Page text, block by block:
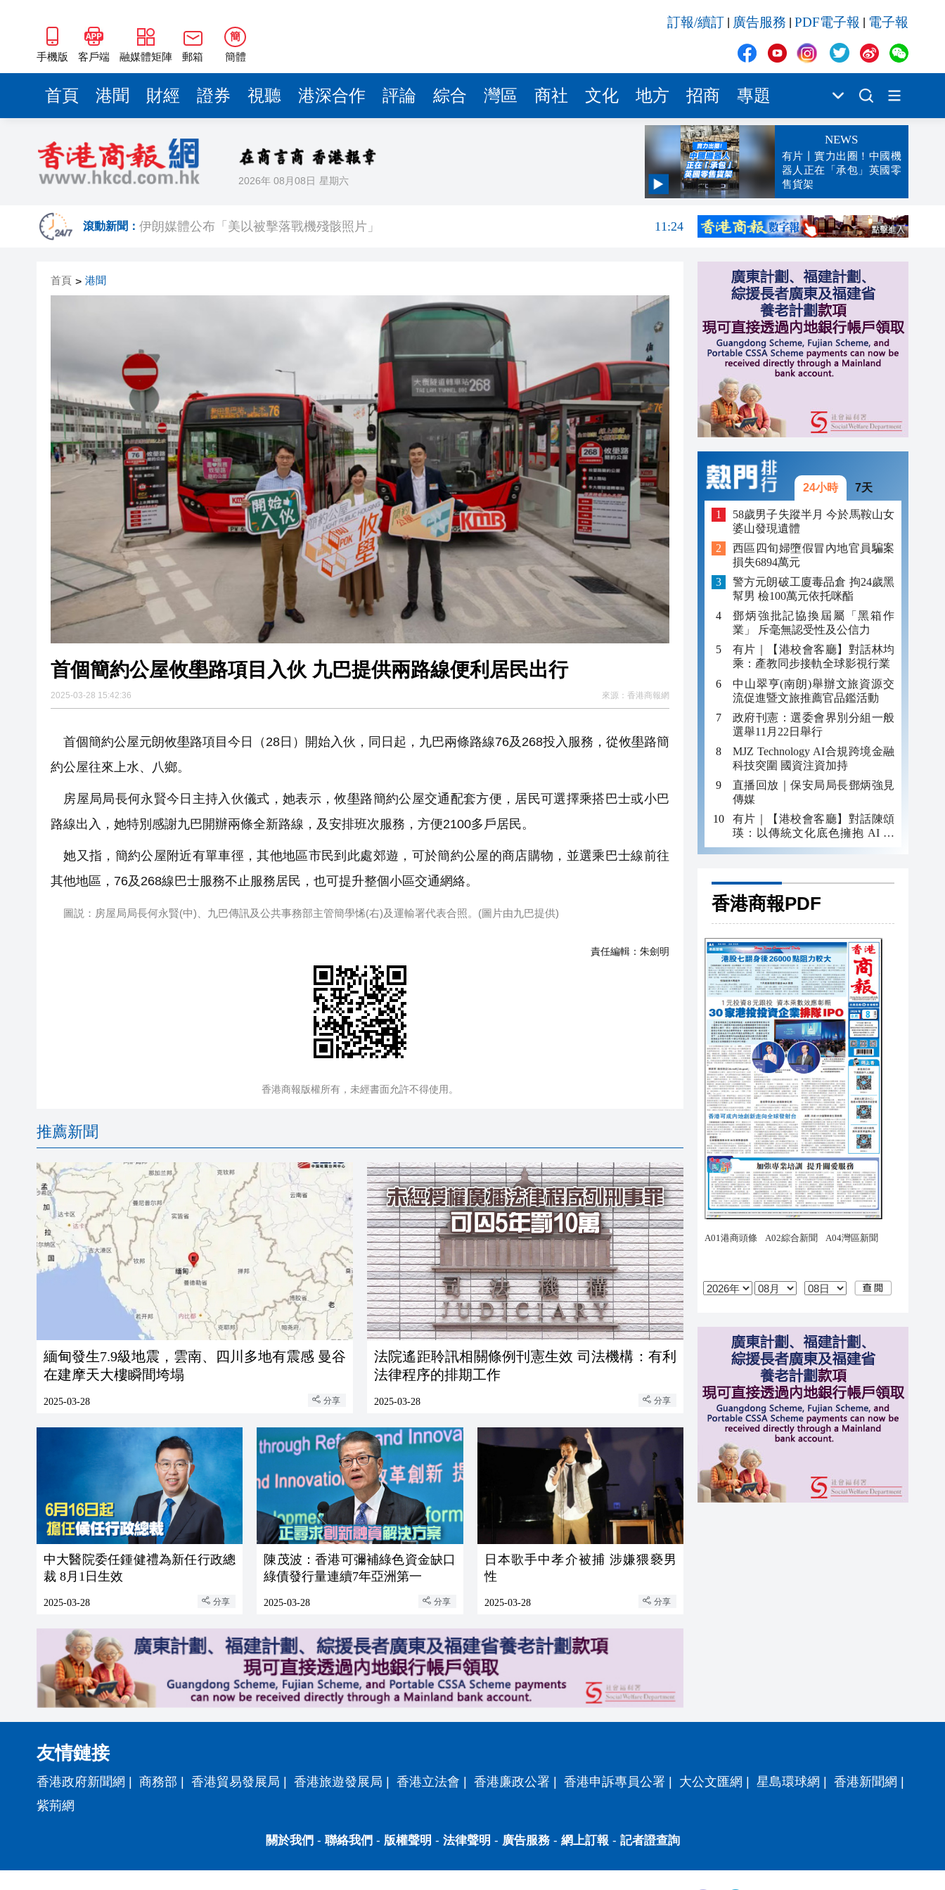
手機版 客戶端 融媒體矩陣 郵箱
簡
簡體
訂報/續訂 廣告服務 PDF電子報 電子報
首頁 港聞 財經 證券 視聽 港深合作 評論 綜合 灣區 商社 文化 地方 招商 專題
2026年 08月08日 星期六
NEWS
有片丨實力出圈！中國機
器人正在「承包」英國零
售貨架
滾動新聞：
11:28
伊朗媒體公布「美以被擊落戰機殘骸照片」
11:24
橫琴粵澳深度合作區消防救援支隊正式掛牌成立
「來深飛」不只是路過！深圳機場「國際中轉旅客免費城市遊」上線
10:53
李根興3936萬沽北角公主大廈舖
10:44
首頁 > 港聞
首個簡約公屋攸壆路項目入伙 九巴提供兩路線便利居民出行
2025-03-28 15:42:36 來源： 香港商報網
首個簡約公屋元朗攸壆路項目今日（28日）開始入伙，同日起，九巴兩條路線76及268投入服務，從攸壆路簡
約公屋往來上水、八鄉。
房屋局局長何永賢今日主持入伙儀式，她表示，攸壆路簡約公屋交通配套方便，居民可選擇乘搭巴士或小巴
路線出入，她特別感謝九巴開辦兩條全新路線，及安排班次服務，方便2100多戶居民。
她又指，簡約公屋附近有單車徑，其他地區市民到此處郊遊，可於簡約公屋的商店購物，並選乘巴士線前往
其他地區，76及268線巴士服務不止服務居民，也可提升整個小區交通網絡。
圖説：房屋局局長何永賢(中)、九巴傳訊及公共事務部主管簡學悕(右)及運輸署代表合照。(圖片由九巴提供)
責任編輯： 朱劍明
香港商報版權所有，未經書面允許不得使用。
推薦新聞
緬甸發生7.9級地震，雲南、四川多地有震感 曼谷
在建摩天大樓瞬間垮塌
2025-03-28 分享
法院遙距聆訊相關條例刊憲生效 司法機構：有利
法律程序的排期工作
2025-03-28 分享
中大醫院委任鍾健禮為新任行政總
裁 8月1日生效
2025-03-28 分享
陳茂波：香港可彌補綠色資金缺口
綠債發行量連續7年亞洲第一
2025-03-28 分享
日本歌手中孝介被捕 涉嫌猥褻男
性
2025-03-28 分享
24小時 7天
58歲男子失蹤半月 今於馬鞍山女
婆山發現遺體
西區四旬婦墮假冒內地官員騙案
損失6894萬元
警方元朗破工廈毒品倉 拘24歲黑
幫男 檢100萬元依托咪酯
鄧炳強批記協換屆屬「黑箱作
業」 斥毫無認受性及公信力
有片｜【港校會客廳】對話林均
乘：產教同步接軌全球影視行業
中山翠亨(南朗)舉辦文旅資源交
流促進暨文旅推薦官品鑑活動
政府刊憲：選委會界別分組一般
選舉11月22日舉行
MJZ Technology AI合規跨境金融
科技突圍 國資注資加持
直播回放｜保安局局長鄧炳強見
傳媒
有片｜【港校會客廳】對話陳頌
瑛：以傳統文化底色擁抱 AI 藝
術新發展
香港商報PDF
友情鏈接
香港政府新聞網 商務部 香港貿易發展局 香港旅遊發展局 香港立法會 香港廉政公署 香港申訴專員公署 大公文匯網 星島環球網 香港新聞網
紫荊網
關於我們 - 聯絡我們 - 版權聲明 - 法律聲明 - 廣告服務- 網上訂報 - 記者證查詢